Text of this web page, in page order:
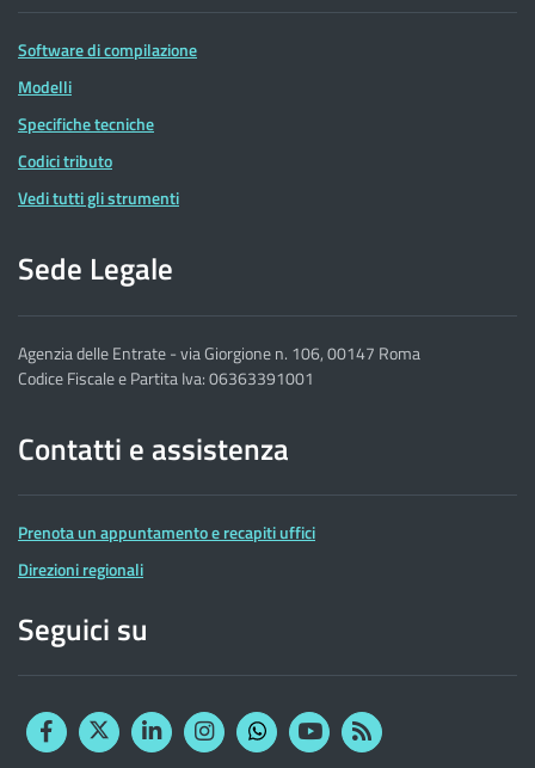
Software di compilazione
Modelli
Specifiche tecniche
Codici tributo
Vedi tutti gli strumenti
Sede Legale
Agenzia delle Entrate - via Giorgione n. 106, 00147 Roma
Codice Fiscale e Partita Iva: 06363391001
Contatti e assistenza
Prenota un appuntamento e recapiti uffici
Direzioni regionali
Seguici su
FacebookTwitterLinkedinInstagram
YouTubeRSS